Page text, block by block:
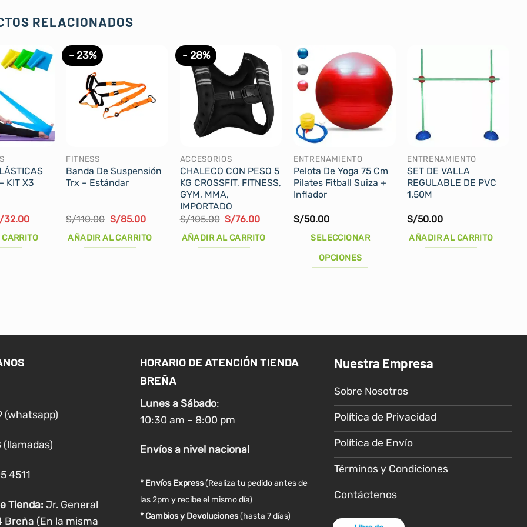
RELACIONADOS
KIT X3
32.00El
actual
- 23%
FITNESS
Banda De Suspensión
Trx – Estándar
S/110.00 El
precio
original
era:
S/85.00El
actual
AÑADIR AL CARRITO
- 28%
ACCESORIOS
CHALECO CON PESO 5
KG CROSSFIT, FITNESS,
GYM, MMA,
IMPORTADO
S/105.00 El
precio
original
era:
S/76.00El
actual
AÑADIR AL CARRITO
ENTRENAMIENTO
Pelota De Yoga 75 Cm
Pilates Fitball Suiza +
Inflador
S/50.00
SELECCIONAR
OPCIONES
variantes.
opciones
producto
ENTRENAMIENTO
SET DE VALLA
REGULABLE DE PVC
1.50M
S/50.00
AÑADIR AL CARRITO
(whatsapp)
(llamadas)
4511
Tienda: Jr. General
Breña (En la misma
HORARIO DE ATENCIÓN TIENDA
BREÑA
Lunes a Sábado:
10:30 am – 8:00 pm
Envíosa nivel nacional
* Envíos Express(Realiza tu pedido antes de
las 2pm y recibe el mismo día)
* Cambios y Devoluciones (hasta 7 días)
Nuestra Empresa
Sobre Nosotros
Política de Privacidad
Política de Envío
Términos y Condiciones
Contáctenos